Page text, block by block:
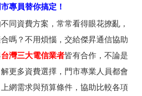
專員替你搞定！
同資費方案，常常看得眼花撩亂，
嗎？不用煩惱，交給傑昇通信協助
台灣三大電信業者皆有合作，不論是
更多資費選擇，門市專業人員都會
網需求與預算條件，協助比較各項